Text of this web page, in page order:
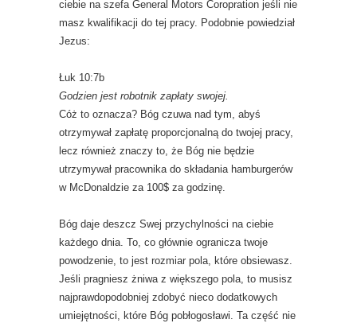
ciebie na szefa General Motors Coropration jeśli nie
masz kwalifikacji do tej pracy. Podobnie powiedział
Jezus:
Łuk 10:7b
Godzien jest robotnik zapłaty swojej.
Cóż to oznacza? Bóg czuwa nad tym, abyś
otrzymywał zapłatę proporcjonalną do twojej pracy,
lecz również znaczy to, że Bóg nie będzie
utrzymywał pracownika do składania hamburgerów
w McDonaldzie za 100$ za godzinę.
Bóg daje deszcz Swej przychylności na ciebie
każdego dnia. To, co głównie ogranicza twoje
powodzenie, to jest rozmiar pola, które obsiewasz.
Jeśli pragniesz żniwa z większego pola, to musisz
najprawdopodobniej zdobyć nieco dodatkowych
umiejętności, które Bóg pobłogosławi. Ta część nie